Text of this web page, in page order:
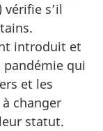
vérifie s’il
introduit et
pandémie qui
et les
changer
statut.